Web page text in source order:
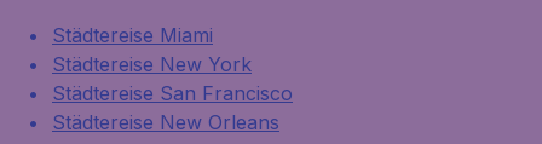
Städtereise Miami
Städtereise New York
Städtereise San Francisco
Städtereise New Orleans